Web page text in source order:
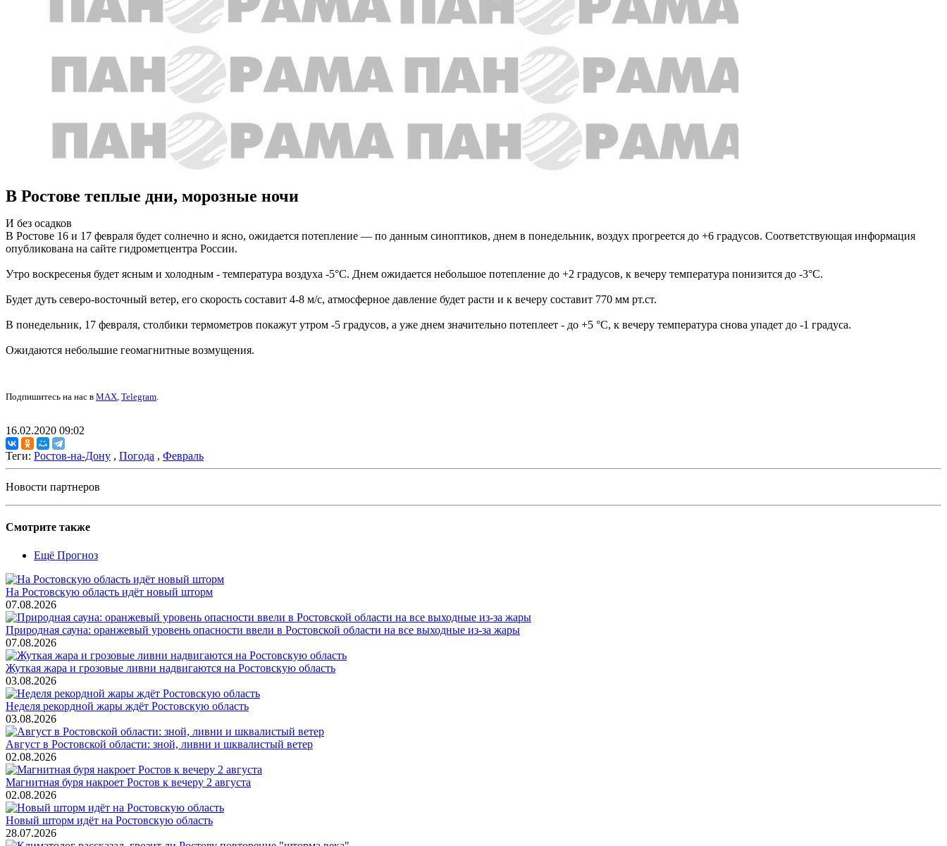
В Ростове теплые дни, морозные ночи
И без осадков
В Ростове 16 и 17 февраля будет солнечно и ясно, ожидается потепление — по данным синоптиков, днем в понедельник, воздух прогреется до +6 градусов. Соответствующая информация
опубликована на сайте гидрометцентра России.
Утро воскресенья будет ясным и холодным - температура воздуха -5°C. Днем ожидается небольшое потепление до +2 градусов, к вечеру температура понизится до -3°C.
Будет дуть северо-восточный ветер, его скорость составит 4-8 м/с, атмосферное давление будет расти и к вечеру составит 770 мм рт.ст.
В понедельник, 17 февраля, столбики термометров покажут утром -5 градусов, а уже днем значительно потеплеет - до +5 °C, к вечеру температура снова упадет до -1 градуса.
Ожидаются небольшие геомагнитные возмущения.
Подпишитесь на нас в MAX, Telegram.
16.02.2020 09:02
Теги: Ростов-на-Дону , Погода , Февраль
Новости партнеров
Смотрите также
Ещё Прогноз
На Ростовскую область идёт новый шторм
07.08.2026
Природная сауна: оранжевый уровень опасности ввели в Ростовской области на все выходные из-за жары
07.08.2026
Жуткая жара и грозовые ливни надвигаются на Ростовскую область
03.08.2026
Неделя рекордной жары ждёт Ростовскую область
03.08.2026
Август в Ростовской области: зной, ливни и шквалистый ветер
02.08.2026
Магнитная буря накроет Ростов к вечеру 2 августа
02.08.2026
Новый шторм идёт на Ростовскую область
28.07.2026